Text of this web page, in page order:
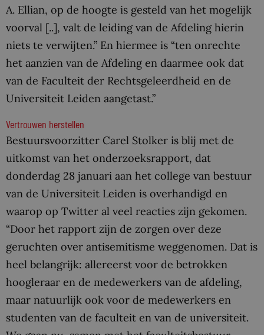
A. Ellian, op de hoogte is gesteld van het mogelijk
voorval [..], valt de leiding van de Afdeling hierin
niets te verwijten.” En hiermee is “ten onrechte
het aanzien van de Afdeling en daarmee ook dat
van de Faculteit der Rechtsgeleerdheid en de
Universiteit Leiden aangetast.”
Vertrouwen herstellen
Bestuursvoorzitter Carel Stolker is blij met de
uitkomst van het onderzoeksrapport, dat
donderdag 28 januari aan het college van bestuur
van de Universiteit Leiden is overhandigd en
waarop op Twitter al veel reacties zijn gekomen.
“Door het rapport zijn de zorgen over deze
geruchten over antisemitisme weggenomen. Dat is
heel belangrijk: allereerst voor de betrokken
hoogleraar en de medewerkers van de afdeling,
maar natuurlijk ook voor de medewerkers en
studenten van de faculteit en van de universiteit.